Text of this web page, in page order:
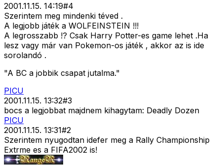
2001.11.15. 14:19#4
Szerintem meg mindenki téved .
A legjobb játék a WOLFEINSTEIN !!!
A legrosszabb !? Csak Harry Potter-es game lehet .Ha
lesz vagy már van Pokemon-os játék , akkor az is ide
sorolandó .
"A BC a jobbik csapat jutalma."
PICU
2001.11.15. 13:32#3
bocs a legjobbat majdnem kihagytam: Deadly Dozen
PICU
2001.11.15. 13:31#2
Szerintem nyugodtan idefer meg a Rally Championship
Extrme es a FIFA2002 is!